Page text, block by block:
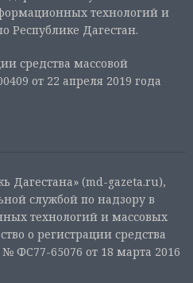
технологий и
Республике Дагестан.
средства массовой
от 22 апреля 2019 года
Дагестана» (md-gazeta.ru),
службой по надзору в
технологий и массовых
о регистрации средства
ФС77-65076 от 18 марта 2016